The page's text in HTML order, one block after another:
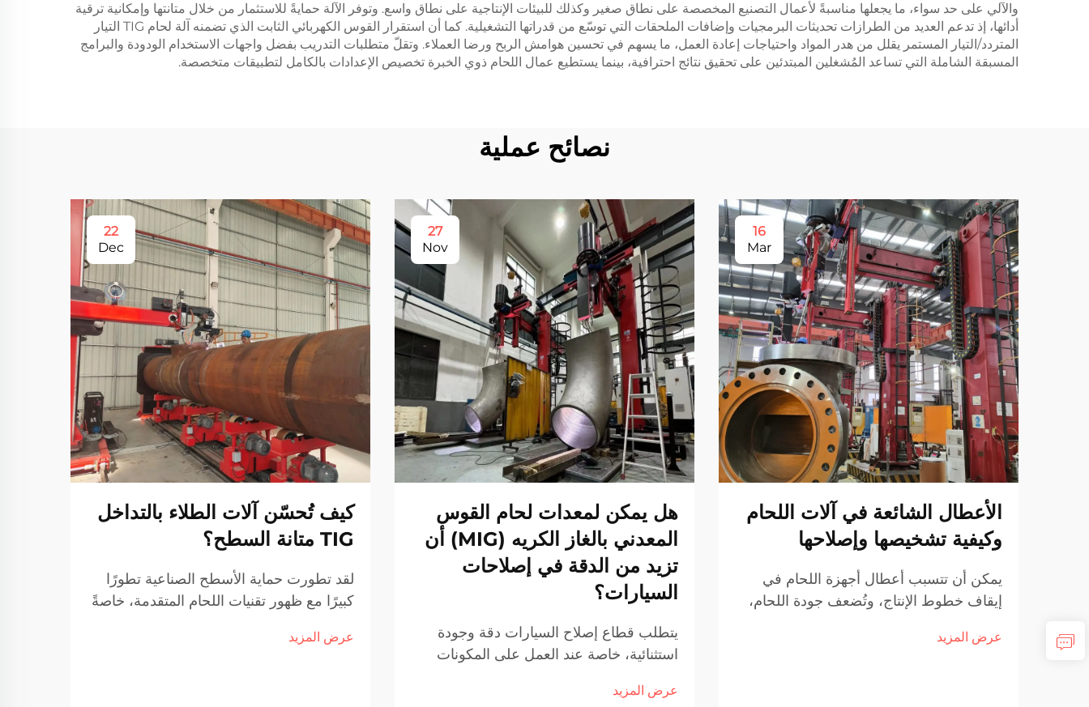
والآلي على حد سواء، ما يجعلها مناسبةً لأعمال التصنيع المخصصة على نطاق صغير وكذلك للبيئات الإنتاجية على نطاق واسع. وتوفر الآلة حمايةً للاستثمار من خلال متانتها وإمكانية ترقية
أدائها، إذ تدعم العديد من الطرازات تحديثات البرمجيات وإضافات الملحقات التي توسّع من قدراتها التشغيلية. كما أن استقرار القوس الكهربائي الثابت الذي تضمنه آلة لحام TIG التيار
المتردد/التيار المستمر يقلل من هدر المواد واحتياجات إعادة العمل، ما يسهم في تحسين هوامش الربح ورضا العملاء. وتقلّ متطلبات التدريب بفضل واجهات الاستخدام الودودة والبرامج
المسبقة الشاملة التي تساعد المُشغلين المبتدئين على تحقيق نتائج احترافية، بينما يستطيع عمال اللحام ذوي الخبرة تخصيص الإعدادات بالكامل لتطبيقات متخصصة.
نصائح عملية
16
Mar
الأعطال الشائعة في آلات اللحام
وكيفية تشخيصها وإصلاحها
يمكن أن تتسبب أعطال أجهزة اللحام في
إيقاف خطوط الإنتاج، وتُضعف جودة اللحام،
الصناعية. ومن الضروري فهم الأعطال
عرض المزيد
27
Nov
هل يمكن لمعدات لحام القوس
المعدني بالغاز الكريه (MIG) أن
تزيد من الدقة في إصلاحات
السيارات؟
يتطلب قطاع إصلاح السيارات دقة وجودة
استثنائية، خاصة عند العمل على المكونات
ورش الإصلاح الحديثة بشكل متزايد نحو
عرض المزيد
22
Dec
كيف تُحسّن آلات الطلاء بالتداخل
TIG متانة السطح؟
لقد تطورت حماية الأسطح الصناعية تطورًا
كبيرًا مع ظهور تقنيات اللحام المتقدمة، خاصةً
استثنائيتين. تمثل آلات كلادينج الترسب بتقنية
عرض المزيد